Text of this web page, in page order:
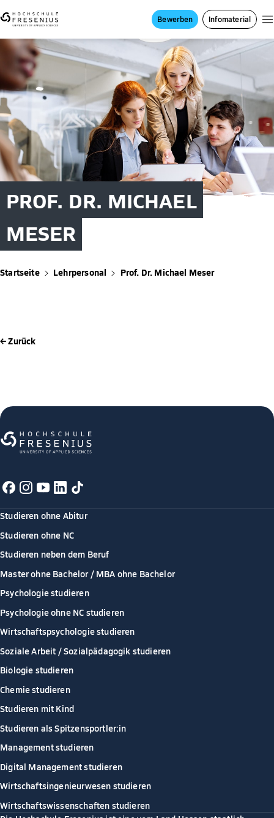
Bewerben Infomaterial
PROF. DR. MICHAEL
MESER
Startseite Lehrpersonal Prof. Dr. Michael Meser
← Zurück
Studieren ohne Abitur
Studieren ohne NC
Studieren neben dem Beruf
Master ohne Bachelor / MBA ohne Bachelor
Psychologie studieren
Psychologie ohne NC studieren
Wirtschaftspsychologie studieren
Soziale Arbeit / Sozialpädagogik studieren
Biologie studieren
Chemie studieren
Studieren mit Kind
Studieren als Spitzensportler:in
Management studieren
Digital Management studieren
Wirtschaftsingenieurwesen studieren
Wirtschaftswissenschaften studieren